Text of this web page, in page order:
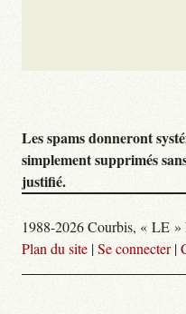
Les spams donneront
simplement supprimés
justifié.
1988-2026 Courbis, « LE
Plan du site |Se connecter|